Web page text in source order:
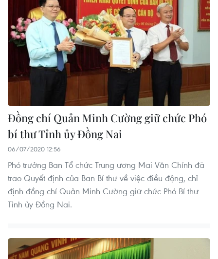
Đồng chí Quản Minh Cường giữ chức Phó
bí thư Tỉnh ủy Đồng Nai
06/07/2020 12:56
Phó trưởng Ban Tổ chức Trung ương Mai Văn Chính đã
trao Quyết định của Ban Bí thư về việc điều động, chỉ
định đồng chí Quản Minh Cường giữ chức Phó Bí thư
Tỉnh ủy Đồng Nai.